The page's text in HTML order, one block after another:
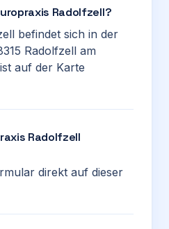
Radolfzell?
befindet sich in der
Radolfzell am
auf der Karte
Radolfzell
direkt auf dieser